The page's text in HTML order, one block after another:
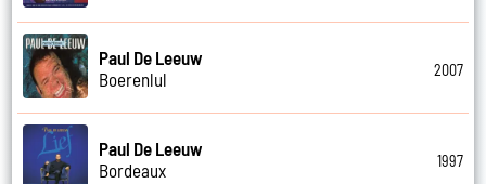
Paul De Leeuw
Boerenlul
2007
Paul De Leeuw
Bordeaux
1997